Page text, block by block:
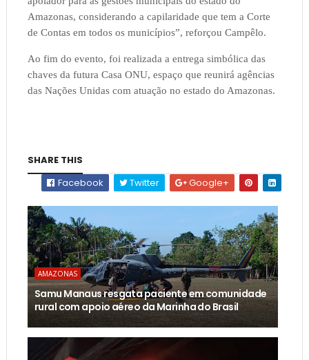
Amazonas, considerando a capilaridade que tem a Corte
de Contas em todos os municípios”, reforçou Campêlo.
Ao fim do evento, foi realizada a entrega simbólica das
chaves da futura Casa ONU, espaço que reunirá agências
das Nações Unidas com atuação no estado do Amazonas.
SHARE THIS
Facebook
Twitter Google+
AMAZONAS
Samu Manaus resgata paciente em comunidade
rural com apoio aéreo da Marinha do Brasil